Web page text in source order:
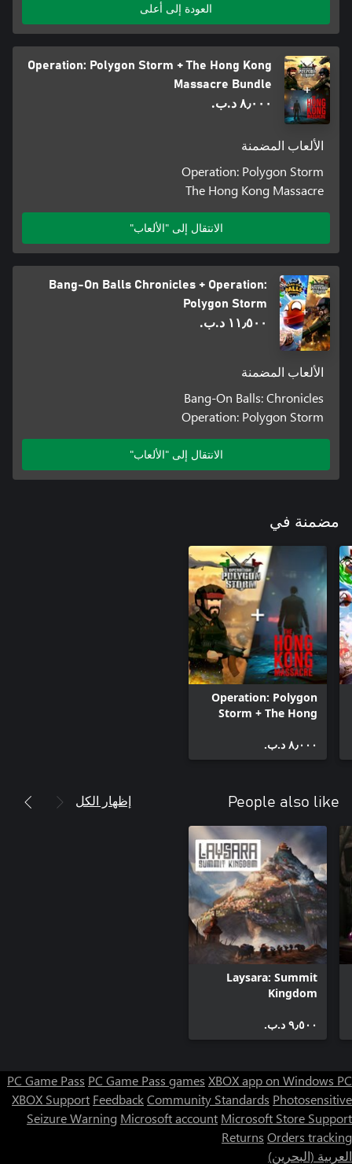
العودة إلى أعلى
Operation: Polygon Storm + The Hong Kong
Massacre Bundle
٨٫٠٠٠ د.ب.‏
الألعاب المضمنة
Operation: Polygon Storm
The Hong Kong Massacre
الانتقال إلى "الألعاب"
Bang-On Balls Chronicles + Operation:
Polygon Storm
١١٫٥٠٠ د.ب.‏
الألعاب المضمنة
Bang-On Balls: Chronicles
Operation: Polygon Storm
الانتقال إلى "الألعاب"
مضمنة في
Operation: Polygon
Storm + The Hong
Bundle
٨٫٠٠٠ د.ب.‏
People also like إظهار الكل
Laysara: Summit
Kingdom
٩٫٥٠٠ د.ب.‏
PC Game Pass PC Game Pass games XBOX app on Windows PC
XBOX Support FeedbackCommunity Standards Photosensitive
Seizure Warning Microsoft account Microsoft Store Support
Returns Orders tracking
العربية (البحرين)